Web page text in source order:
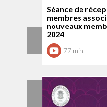
Séance de
membres
nouveaux
2024
77 min.